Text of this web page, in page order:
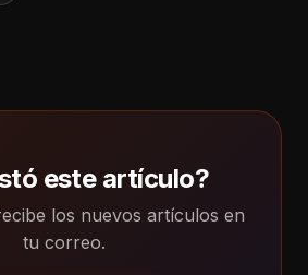
este artículo?
los nuevos artículos en
tu correo.